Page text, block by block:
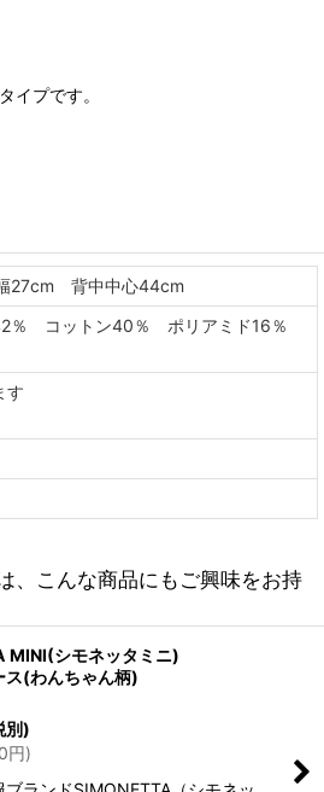
イプです。
27cm 背中中心44cm
％ コットン40％ ポリアミド16％
す
、こんな商品にもご興味をお持
MINI(シモネッタミニ)
ス(わんちゃん柄)
別)
円)